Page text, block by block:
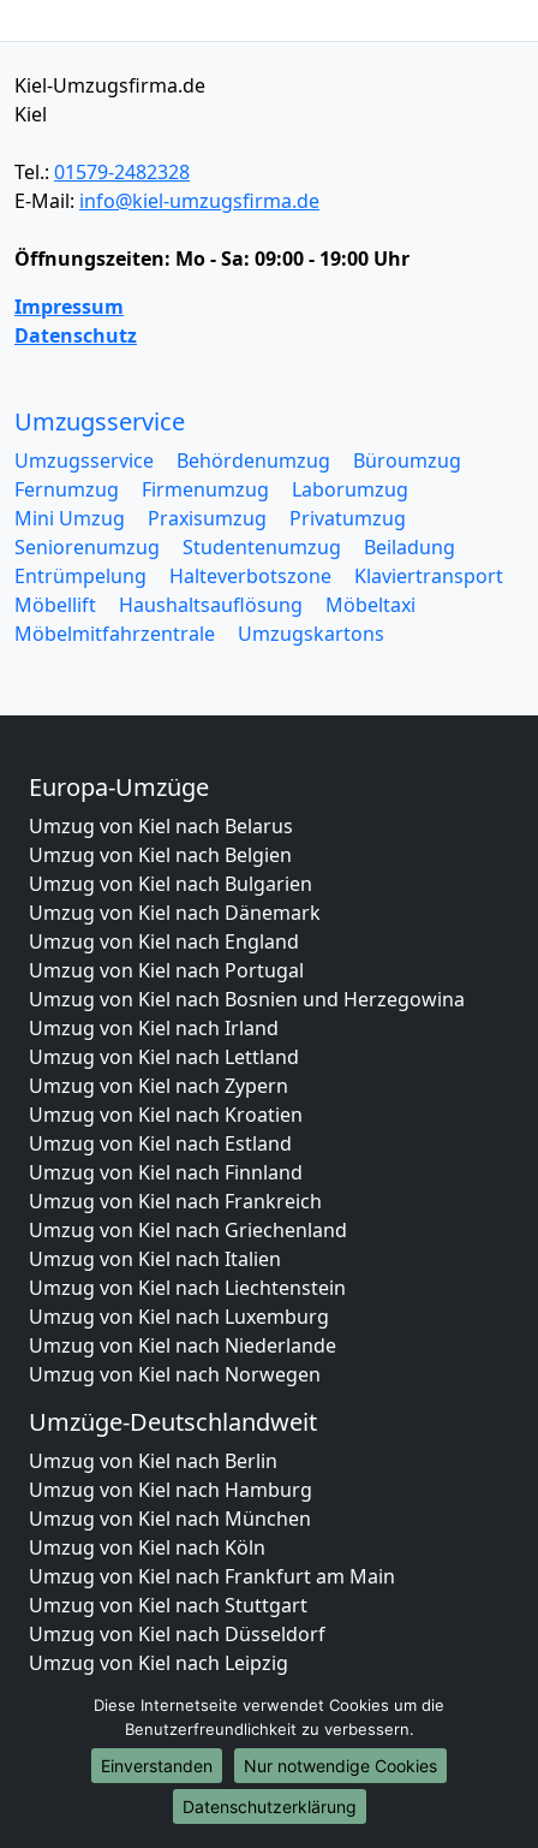
Kiel-Umzugsfirma.de
Kiel
Tel.: 01579-2482328
E-Mail: info@kiel-umzugsfirma.de
Öffnungszeiten: Mo - Sa: 09:00 - 19:00 Uhr
Impressum
Datenschutz
Umzugsservice
Umzugsservice Behördenumzug
Büroumzug
Fernumzug
Firmenumzug
Laborumzug
Mini Umzug
Praxisumzug
Privatumzug
Seniorenumzug
Studentenumzug
Beiladung
Entrümpelung
Halteverbotszone
Klaviertransport
Möbellift
Haushaltsauflösung
Möbeltaxi
Möbelmitfahrzentrale
Umzugskartons
Europa-Umzüge
Umzug von Kiel nach Belarus
Umzug von Kiel nach Belgien
Umzug von Kiel nach Bulgarien
Umzug von Kiel nach Dänemark
Umzug von Kiel nach England
Umzug von Kiel nach Portugal
Umzug von Kiel nach Bosnien und Herzegowina
Umzug von Kiel nach Irland
Umzug von Kiel nach Lettland
Umzug von Kiel nach Zypern
Umzug von Kiel nach Kroatien
Umzug von Kiel nach Estland
Umzug von Kiel nach Finnland
Umzug von Kiel nach Frankreich
Umzug von Kiel nach Griechenland
Umzug von Kiel nach Italien
Umzug von Kiel nach Liechtenstein
Umzug von Kiel nach Luxemburg
Umzug von Kiel nach Niederlande
Umzug von Kiel nach Norwegen
Umzüge-Deutschlandweit
Umzug von Kiel nach Berlin
Umzug von Kiel nach Hamburg
Umzug von Kiel nach München
Umzug von Kiel nach Köln
Umzug von Kiel nach Frankfurt am Main
Umzug von Kiel nach Stuttgart
Umzug von Kiel nach Düsseldorf
Umzug von Kiel nach Leipzig
Umzug von Kiel nach Essen
Umzug von Kiel nach Bremen
Umzug von Kiel nach Dresden
Umzug von Kiel nach Hannover
Diese Internetseite verwendet Cookies um die
Benutzerfreundlichkeit zu verbessern.
Einverstanden
Nur notwendige Cookies
Datenschutzerklärung